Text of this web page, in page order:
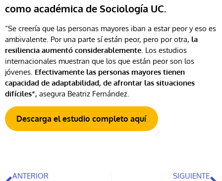
como académica de Sociología UC.
“Se creería que las personas mayores iban a estar peor y eso es
ambivalente. Por una parte sí están peor, pero por otra, la
resiliencia aumentó considerablemente . Los estudios
internacionales muestran que los que están peor son los
jóvenes. Efectivamente las personas mayores tienen
capacidad de adaptabilidad, de afrontar las situaciones
difíciles”, asegura Beatriz Fernández.
Descarga el estudio completo aquí
ANTERIOR SIGUIENTE